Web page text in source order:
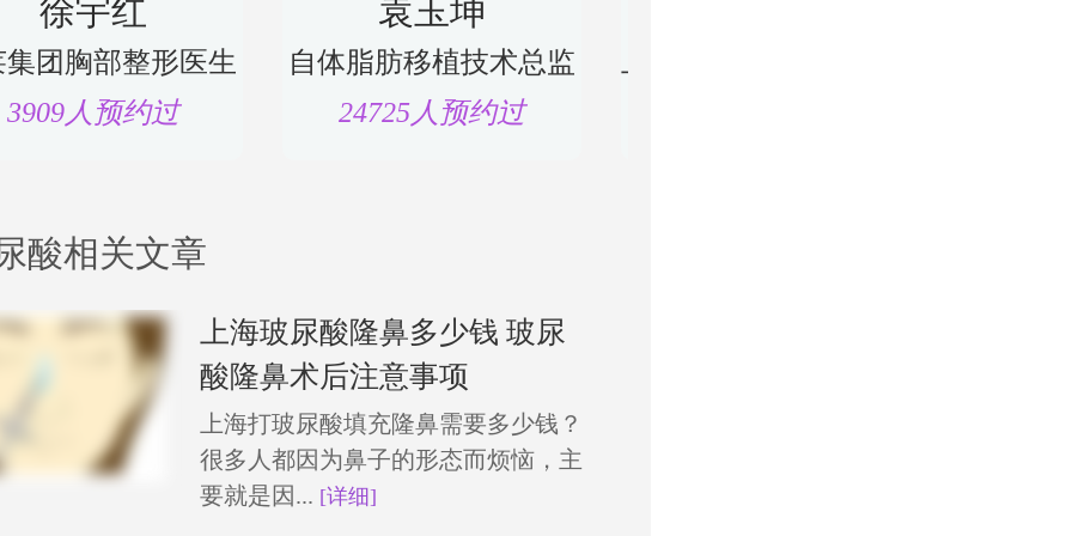
徐宇红
集团胸部整形医生
3909人预约过
袁玉坤
自体脂肪移植技术总监
24725人预约过
酸相关文章
上海玻尿酸隆鼻多少钱 玻尿
酸隆鼻术后注意事项
上海打玻尿酸填充隆鼻需要多少钱？
很多人都因为鼻子的形态而烦恼，主
要就是因... [详细]